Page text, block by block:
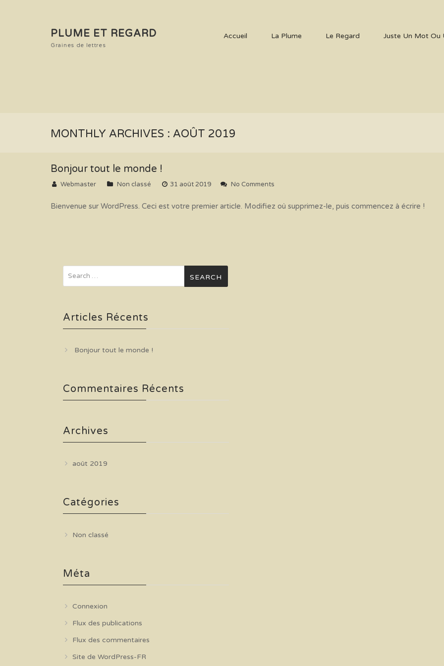
PLUME ET REGARD
Graines de lettres
Accueil La Plume Le Regard Juste Un Mot Ou
MONTHLY ARCHIVES : AOÛT 2019
Bonjour tout le monde !
Webmaster Non classé 31 août 2019 No Comments
Bienvenue sur WordPress. Ceci est votre premier article. Modifiez où supprimez-le, puis commencez à écrire !
Articles Récents
Bonjour tout le monde !
Commentaires Récents
Archives
août 2019
Catégories
Non classé
Méta
Connexion
Flux des publications
Flux des commentaires
Site de WordPress-FR